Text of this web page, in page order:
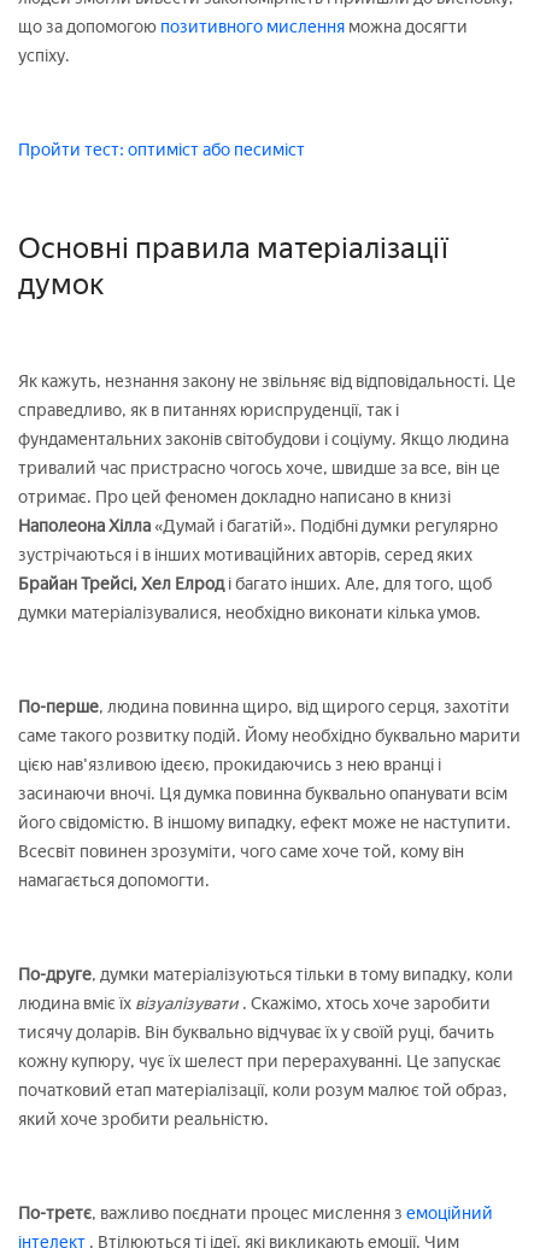
що за допомогою позитивного мислення можна досягти
успіху.
Пройти тест: оптиміст або песиміст
Основні правила матеріалізації
думок
Як кажуть, незнання закону не звільняє від відповідальності. Це
справедливо, як в питаннях юриспруденції, так і
фундаментальних законів світобудови і соціуму. Якщо людина
тривалий час пристрасно чогось хоче, швидше за все, він це
отримає. Про цей феномен докладно написано в книзі
Наполеона Хілла «Думай і багатій». Подібні думки регулярно
зустрічаються і в інших мотиваційних авторів, серед яких
Брайан Трейсі, Хел Елроді багато інших. Але, для того, щоб
думки матеріалізувалися, необхідно виконати кілька умов.
По-перше, людина повинна щиро, від щирого серця, захотіти
саме такого розвитку подій. Йому необхідно буквально марити
цією нав'язливою ідеєю, прокидаючись з нею вранці і
засинаючи вночі. Ця думка повинна буквально опанувати всім
його свідомістю. В іншому випадку, ефект може не наступити.
Всесвіт повинен зрозуміти, чого саме хоче той, кому він
намагається допомогти.
По-друге, думки матеріалізуються тільки в тому випадку, коли
людина вміє їх візуалізувати . Скажімо, хтось хоче заробити
тисячу доларів. Він буквально відчуває їх у своїй руці, бачить
кожну купюру, чує їх шелест при перерахуванні. Це запускає
початковий етап матеріалізації, коли розум малює той образ,
який хоче зробити реальністю.
По-третє, важливо поєднати процес мислення з емоційний
інтелект . Втілюються ті ідеї, які викликають емоції. Чим